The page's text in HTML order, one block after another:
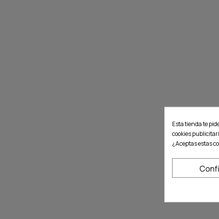
Esta tienda te
cookies
¿Aceptas estas